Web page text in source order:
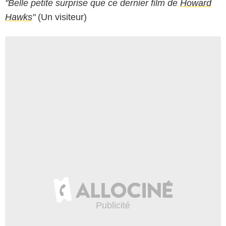
"Belle petite surprise que ce dernier film de Howard
Hawks" (Un visiteur)